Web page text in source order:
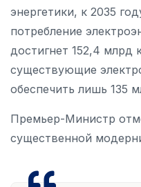
энергетики, к 2035
потребление
достигнет 152,4 млрд
существующие
обеспечить лишь 135
Премьер-Министр
существенной